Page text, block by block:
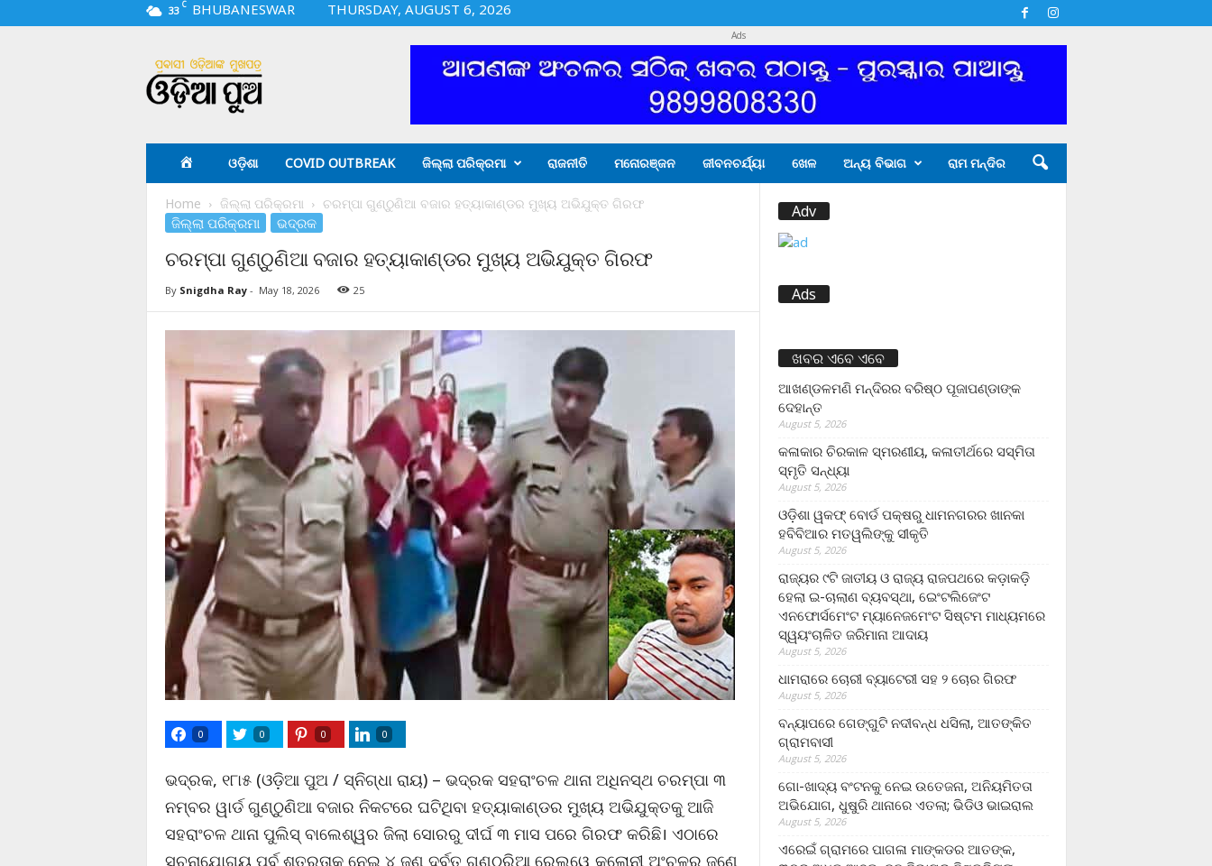
33 C BHUBANESWAR
THURSDAY, AUGUST 6, 2026
i
a
Ads
ଓଡ଼ିଶା COVID OUTBREAK ଜିଲ୍ଲା ପରିକ୍ରମା ରାଜନୀତି ମନୋରଞ୍ଜନ ଜୀବନଚର୍ଯ୍ୟା ଖେଳ ଅନ୍ୟ ବିଭାଗ ରାମ ମନ୍ଦିର
Home ଜିଲ୍ଲା ପରିକ୍ରମା ଚରମ୍ପା ଗୁଣ୍ଠୁଣିଆ ବଜାର ହତ୍ୟାକାଣ୍ଡର ମୁଖ୍ୟ ଅଭିଯୁକ୍ତ ଗିରଫ
ଜିଲ୍ଲା ପରିକ୍ରମା ଭଦ୍ରକ
ଚରମ୍ପା ଗୁଣ୍ଠୁଣିଆ ବଜାର ହତ୍ୟାକାଣ୍ଡର ମୁଖ୍ୟ ଅଭିଯୁକ୍ତ ଗିରଫ
By Snigdha Ray- May 18, 2026 25
0 0 0 0
ଭଦ୍ରକ, ୧୮ା୫ (ଓଡ଼ିଆ ପୁଅ / ସ୍ନିଗ୍ଧା ରାୟ) – ଭଦ୍ରକ ସହରାଂଚଳ ଥାନା ଅଧିନସ୍ଥ ଚରମ୍ପା ୩
ନମ୍ବର ୱାର୍ଡ ଗୁଣ୍ଠୁଣିଆ ବଜାର ନିକଟରେ ଘଟିଥିବା ହତ୍ୟାକାଣ୍ଡର ମୁଖ୍ୟ ଅଭିଯୁକ୍ତକୁ ଆଜି
ସହରାଂଚଳ ଥାନା ପୁଲିସ୍ ବାଲେଶ୍ୱର ଜିଲା ସୋରରୁ ଦୀର୍ଘ ୩ ମାସ ପରେ ଗିରଫ କରିଛି। ଏଠାରେ
ସୂଚନାଯୋଗ୍ୟ ପୂର୍ବ ଶତ୍ରୁତାକୁ ନେଇ ୪ ଜଣ ଦୃର୍ବୁତ ଗୁଣ୍ଠୁରିଆ ରେଲ୍‌ୱେ କଲୋନୀ ଅଂଚଳର ଜଣେ
Adv
Ads
ଖବର ଏବେ ଏବେ
ଆଖଣ୍ଡଳମଣି ମନ୍ଦିରର ବରିଷ୍ଠ ପୂଜାପଣ୍ଡାଙ୍କ
ଦେହାନ୍ତ
August 5, 2026
କଳାକାର ଚିରକାଳ ସ୍ମରଣୀୟ, କଳାତୀର୍ଥରେ ସସ୍ମିତା
ସ୍ମୃତି ସନ୍ଧ୍ୟା
August 5, 2026
ଓଡ଼ିଶା ୱକଫ୍ ବୋର୍ଡ ପକ୍ଷରୁ ଧାମନଗରର ଖାନକା
ହବିବିଆର ମତୱଲିଙ୍କୁ ସୀକୃତି
August 5, 2026
ରାଜ୍ୟର ୯ଟି ଜାତୀୟ ଓ ରାଜ୍ୟ ରାଜପଥରେ କଡ଼ାକଡ଼ି
ହେଲା ଇ-ଚାଲାଣ ବ୍ୟବସ୍ଥା, ଇେଂଟଲିଜେଂଟ
ଏନଫୋର୍ସମେଂଟ ମ୍ୟାନେଜମେଂଟ ସିଷ୍ଟମ ମାଧ୍ୟମରେ
ସ୍ୱୟଂଚାଳିତ ଜରିମାନା ଆଦାୟ
August 5, 2026
ଧାମରାରେ ଚୋରୀ ବ୍ୟାଟେରୀ ସହ ୨ ଚୋର ଗିରଫ
August 5, 2026
ବନ୍ୟାପରେ ଗେଙ୍ଗୁଟି ନଦୀବନ୍ଧ ଧସିଲା, ଆତଙ୍କିତ
ଗ୍ରାମବାସୀ
August 5, 2026
ଗୋ-ଖାଦ୍ୟ ବଂଟନକୁ ନେଇ ଉତେଜନା, ଅନିୟମିତତା
ଅଭିଯୋଗ, ଧୁଷୁରି ଥାନାରେ ଏତଲା; ଭିଡିଓ ଭାଇରାଲ
August 5, 2026
ଏରେଇଁ ଗ୍ରାମରେ ପାଗଳା ମାଙ୍କଡର ଆତଙ୍କ,